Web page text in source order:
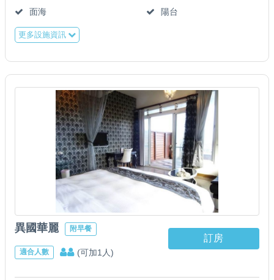
面海
陽台
更多設施資訊
異國華麗 附早餐
適合人數 (可加1人)
訂房